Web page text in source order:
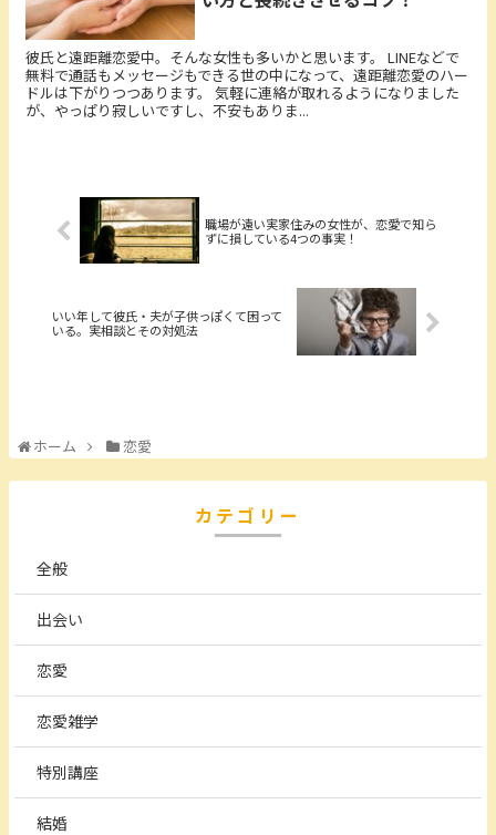
彼氏と遠距離恋愛中。そんな女性も多いかと思います。 LINEなどで
無料で通話もメッセージもできる世の中になって、遠距離恋愛のハー
ドルは下がりつつあります。 気軽に連絡が取れるようになりました
が、やっぱり寂しいですし、不安もありま...
職場が遠い実家住みの女性が、恋愛で知ら
ずに損している4つの事実！
いい年して彼氏・夫が子供っぽくて困って
いる。実相談とその対処法
ホーム 恋愛
カテゴリー
全般
出会い
恋愛
恋愛雑学
特別講座
結婚